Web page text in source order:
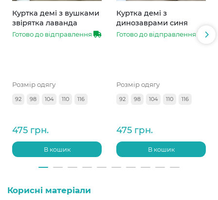
Куртка демі з вушками
звірятка лаванда
Готово до відправлення
Розмір одягу
92 98 104 110 116
475 грн.
В кошик
Куртка демі з
динозаврами синя
Готово до відправлення
Розмір одягу
92 98 104 110 116
475 грн.
В кошик
Корисні матеріали